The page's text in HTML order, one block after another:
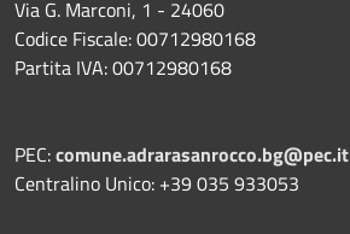
Via G. Marconi, 1 - 24060
Codice Fiscale: 00712980168
Partita IVA: 00712980168
PEC:comune.adrarasanrocco.bg@pec.it
Centralino Unico: +39 035 933053